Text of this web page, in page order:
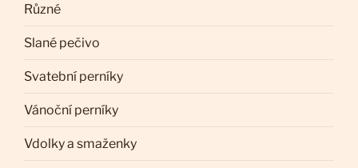
Různé
Slané pečivo
Svatební perníky
Vánoční perníky
Vdolky a smaženky